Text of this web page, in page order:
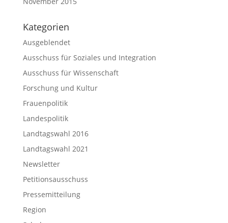
Kategorien
Ausgeblendet
Ausschuss für Soziales und Integration
Ausschuss für Wissenschaft
Forschung und Kultur
Frauenpolitik
Landespolitik
Landtagswahl 2016
Landtagswahl 2021
Newsletter
Petitionsausschuss
Pressemitteilung
Region